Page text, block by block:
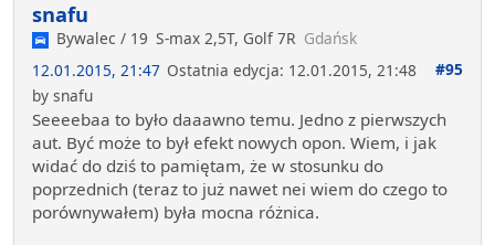
snafu
Bywalec / 19 S-max 2,5T, Golf 7R Gdańsk
12.01.2015, 21:47
#95
Ostatnia edycja: 12.01.2015, 21:48
by snafu
Seeeebaa to było daaawno temu. Jedno z pierwszych
aut. Być może to był efekt nowych opon. Wiem, i jak
widać do dziś to pamiętam, że w stosunku do
poprzednich (teraz to już nawet nei wiem do czego to
porównywałem) była mocna różnica.